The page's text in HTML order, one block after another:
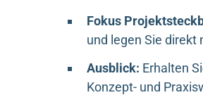
Fokus
und legen Sie direkt
Ausblick: Erhalten
Konzept- und